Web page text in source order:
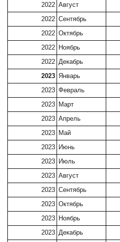
2022 Август
2022 Сентябрь
2022 Октябрь
2022 Ноябрь
2022 Декабрь
2023 Январь
2023 Февраль
2023 Март
2023 Апрель
2023 Май
2023 Июнь
2023 Июль
2023 Август
2023 Сентябрь
2023 Октябрь
2023 Ноябрь
2023 Декабрь